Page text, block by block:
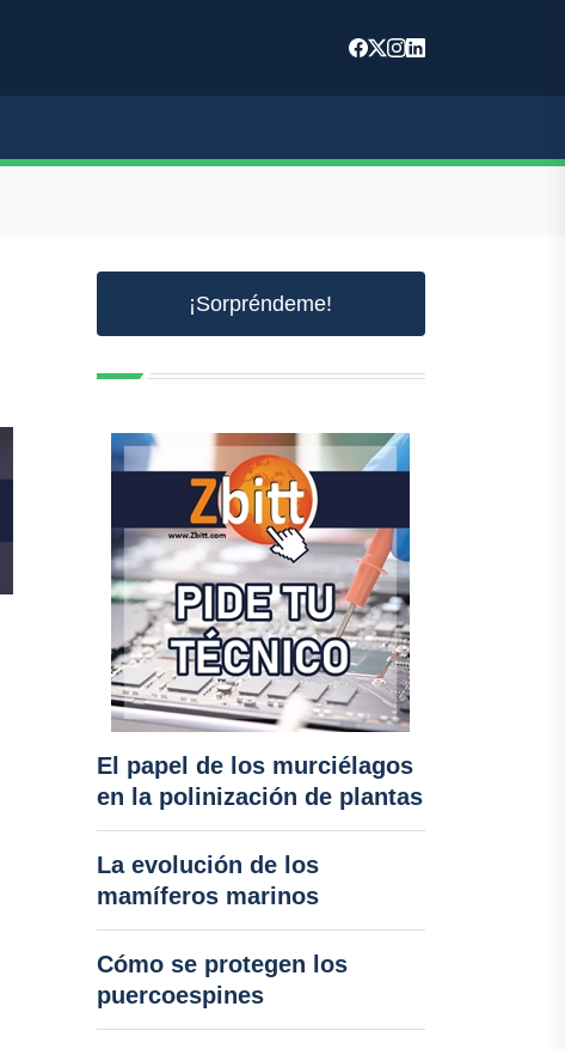
¡Sorpréndeme!
El papel de los murciélagos
en la polinización de plantas
La evolución de los
mamíferos marinos
Cómo se protegen los
puercoespines